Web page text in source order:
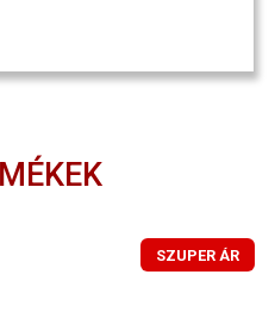
SZUPER ÁR